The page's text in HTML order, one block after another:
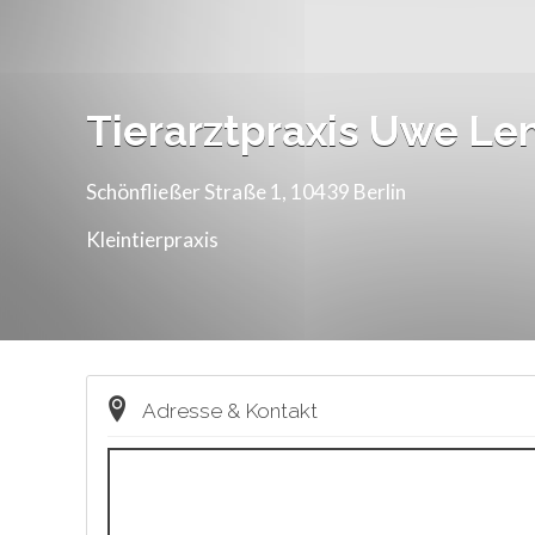
Tierarztpraxis Uwe
Schönfließer Straße 1, 10439 Berlin
Kleintierpraxis
Adresse & Kontakt